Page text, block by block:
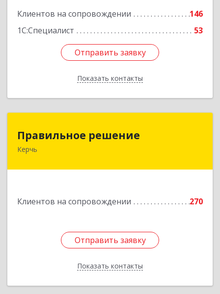
Клиентов на сопровождении
146
1С:Специалист
53
Отправить заявку
Показать контакты
Отправить заявку
Назад
Правильное решение
Керчь
Клиентов на сопровождении 270
Отправить заявку
Показать контакты
298330, Крым Респ, Керчь г, Адмиралтейский
Отправить заявку
Назад